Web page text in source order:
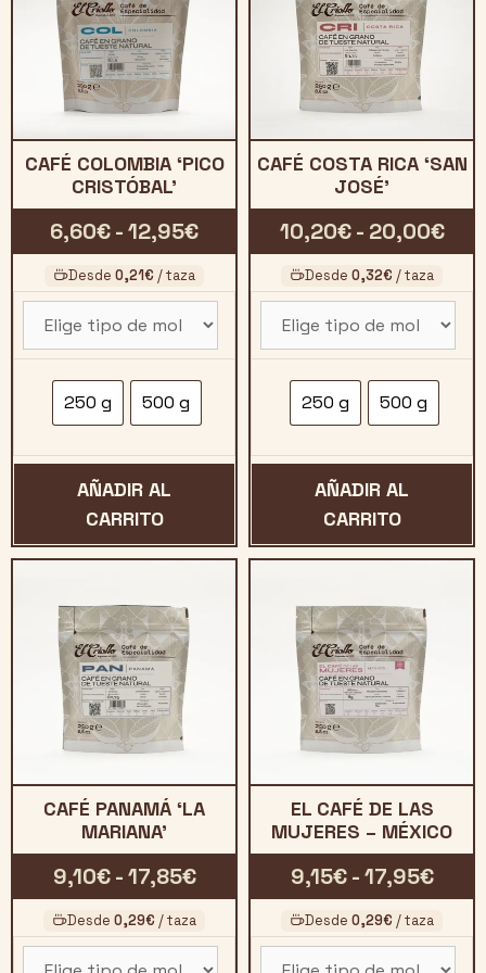
CAFÉ COLOMBIA ‘PICO
CRISTÓBAL’
6,60€-12,95€Rango
de
precios:
desde
6,60€
hasta
12,95€
Desde 0,21€ / taza
250 g 500 g
AÑADIR AL
CARRITO
CAFÉ COSTA RICA ‘SAN
JOSÉ’
10,20€ - 20,00€
de
Desde 0,32€ / taza
250 g 500 g
AÑADIR AL
CARRITO
CAFÉ PANAMÁ ‘LA
MARIANA’
9,10€ - 17,85€Rango
de
precios:
Desde 0,29€ / taza
EL CAFÉ DE LAS
MUJERES – MÉXICO
9,15€ - 17,95€
de
Desde 0,29€ / taza